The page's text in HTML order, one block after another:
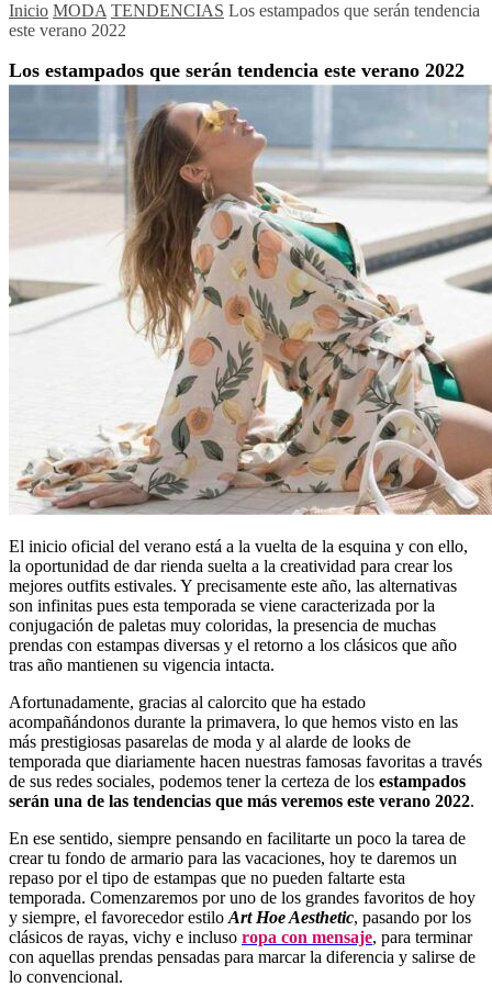
Inicio MODA TENDENCIAS Los estampados que serán tendencia
este verano 2022
Los estampados que serán tendencia este verano 2022
El inicio oficial del verano está a la vuelta de la esquina y con ello,
la oportunidad de dar rienda suelta a la creatividad para crear los
mejores outfits estivales. Y precisamente este año, las alternativas
son infinitas pues esta temporada se viene caracterizada por la
conjugación de paletas muy coloridas, la presencia de muchas
prendas con estampas diversas y el retorno a los clásicos que año
tras año mantienen su vigencia intacta.
Afortunadamente, gracias al calorcito que ha estado
acompañándonos durante la primavera, lo que hemos visto en las
más prestigiosas pasarelas de moda y al alarde de looks de
temporada que diariamente hacen nuestras famosas favoritas a través
de sus redes sociales, podemos tener la certeza de los estampados
serán una de las tendencias que más veremos este verano 2022.
En ese sentido, siempre pensando en facilitarte un poco la tarea de
crear tu fondo de armario para las vacaciones, hoy te daremos un
repaso por el tipo de estampas que no pueden faltarte esta
temporada. Comenzaremos por uno de los grandes favoritos de hoy
y siempre, el favorecedor estilo Art Hoe Aesthetic, pasando por los
clásicos de rayas, vichy e incluso ropa con mensaje, para terminar
con aquellas prendas pensadas para marcar la diferencia y salirse de
lo convencional.